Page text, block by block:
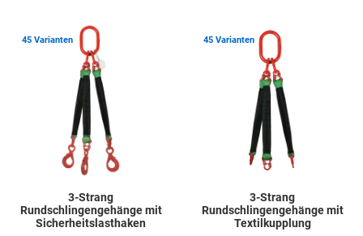
45 Varianten Zur Merkliste hinzufügen
3-Strang
Rundschlingengehänge mit
Sicherheitslasthaken
45 Varianten
3-Strang
Rundschlingengehänge mit
Textilkupplung